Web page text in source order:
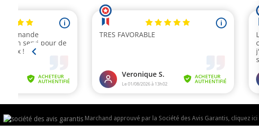
Marchand approuvé par la Société des Avis Garantis, cliquez